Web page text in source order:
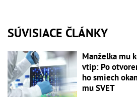
SÚVISIACE ČLÁNKY
Manželka mu
vtip: Po
ho smiech
mu SVET